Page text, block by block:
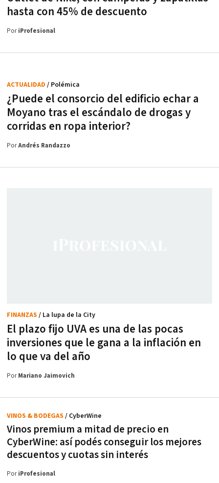
hasta con 45% de descuento
PoriProfesional
¿Puede el consorcio del edificio echar a
Moyano tras el escándalo de drogas y
corridas en ropa interior?
ACTUALIDAD / Polémica
PorAndrés Randazzo
El plazo fijo UVA es una de las pocas
inversiones que le gana a la inflación en
lo que va del año
FINANZAS / La lupa de la City
PorMariano Jaimovich
Vinos premium a mitad de precio en
CyberWine: así podés conseguir los mejores
descuentos y cuotas sin interés
VINOS & BODEGAS / CyberWine
PoriProfesional